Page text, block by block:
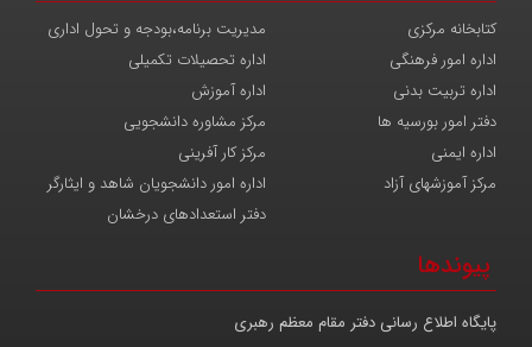
مدیریت برنامه،بودجه و تحول اداری
کتابخانه مرکزی
اداره تحصیلات تکمیلی
اداره امور فرهنگی
اداره آموزش
اداره تربیت بدنی
مرکز مشاوره دانشجویی
دفتر امور بورسیه ها
مرکز کار آفرینی
اداره ایمنی
اداره امور دانشجویان شاهد و ایثارگر
مرکز آموزشهای آزاد
دفتر استعدادهای درخشان
پیوندها
پایگاه اطلاع رسانی دفتر مقام معظم رهبری